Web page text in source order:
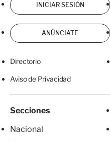
INICIAR SESIÓN
ANÚNCIATE
Directorio
Aviso de Privacidad
Secciones
Nacional